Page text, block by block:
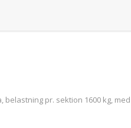
belastning pr. sektion 1600 kg,